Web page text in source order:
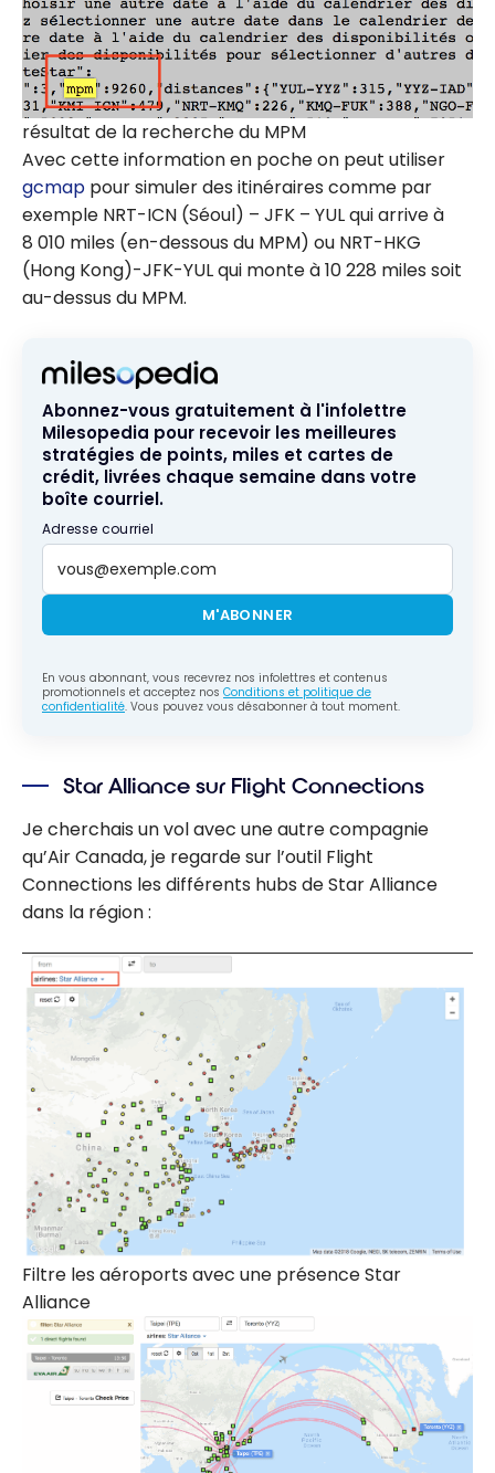
résultat de la recherche du MPM
Avec cette information en poche on peut utiliser
gcmap pour simuler des itinéraires comme par
exemple NRT-ICN (Séoul) – JFK – YUL qui arrive à
8 010 miles (en-dessous du MPM) ou NRT-HKG
(Hong Kong)-JFK-YUL qui monte à 10 228 miles soit
au-dessus du MPM.
Abonnez-vous gratuitement à l'infolettre
Milesopedia pour recevoir les meilleures
stratégies de points, miles et cartes de
crédit, livrées chaque semaine dans votre
boîte courriel.
Adresse courriel
M'ABONNER
En vous abonnant, vous recevrez nos infolettres et contenus
promotionnels et acceptez nos Conditions et politique de
confidentialité. Vous pouvez vous désabonner à tout moment.
Star Alliance sur Flight Connections
Je cherchais un vol avec une autre compagnie
qu’Air Canada, je regarde sur l’outil Flight
Connections les différents hubs de Star Alliance
dans la région :
Filtre les aéroports avec une présence Star
Alliance